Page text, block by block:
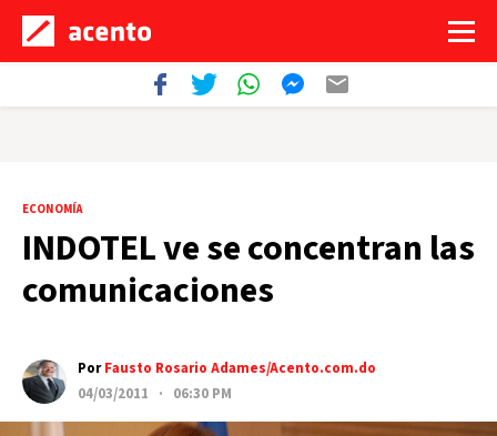
ECONOMÍA
INDOTEL ve se concentran las
comunicaciones
PorFausto Rosario Adames/Acento.com.do
04/03/2011 · 06:30 PM